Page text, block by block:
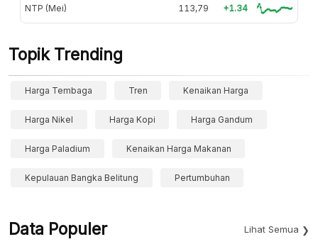
NTP (Mei) 113,79 +1.34
Topik Trending
Harga Tembaga Tren Kenaikan Harga
Harga Nikel Harga Kopi Harga Gandum
Harga Paladium Kenaikan Harga Makanan
Kepulauan Bangka Belitung Pertumbuhan
Data Populer Lihat Semua